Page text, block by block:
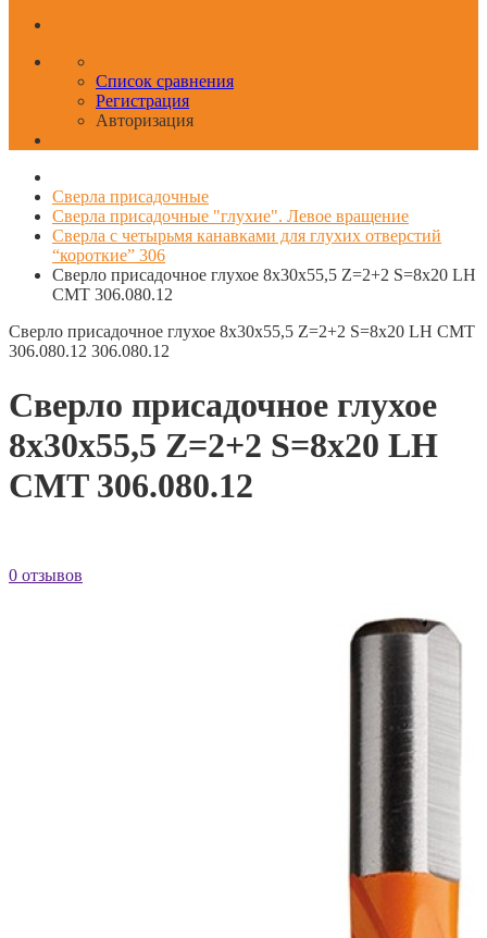
Список сравнения
Регистрация
Авторизация
Сверла присадочные
Сверла присадочные "глухие". Левое вращение
Сверла с четырьмя канавками для глухих отверстий
“короткие” 306
Сверло присадочное глухое 8x30x55,5 Z=2+2 S=8x20 LH
CMT 306.080.12
Сверло присадочное глухое 8x30x55,5 Z=2+2 S=8x20 LH CMT
306.080.12 306.080.12
Сверло присадочное глухое
8x30x55,5 Z=2+2 S=8x20 LH
CMT 306.080.12
0 отзывов